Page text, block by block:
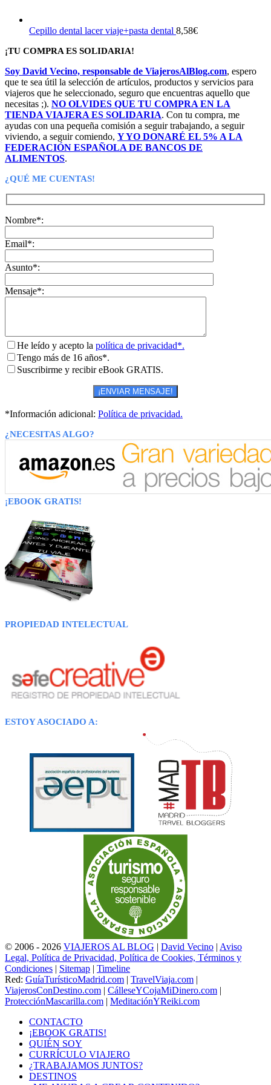
Cepillo dental lacer viaje+pasta dental 8,58€
¡TU COMPRA ES SOLIDARIA!
Soy David Vecino, responsable de ViajerosAlBlog.com, espero
que te sea útil la selección de artículos, productos y servicios para
viajeros que he seleccionado, seguro que encuentras aquello que
necesitas ;). NO OLVIDES QUE TU COMPRA EN LA
TIENDA VIAJERA ES SOLIDARIA. Con tu compra, me
ayudas con una pequeña comisión a seguir trabajando, a seguir
viviendo, a seguir comiendo, Y YO DONARÉ EL 5% A LA
FEDERACIÓN ESPAÑOLA DE BANCOS DE
ALIMENTOS.
¿QUÉ ME CUENTAS!
Nombre*:
Email*:
Asunto*:
Mensaje*:
He leído y acepto la política de privacidad*.
Tengo más de 16 años*.
Suscribirme y recibir eBook GRATIS.
*Información adicional: Política de privacidad.
¿NECESITAS ALGO?
¡EBOOK GRATIS!
PROPIEDAD INTELECTUAL
ESTOY ASOCIADO A:
© 2006 - 2026 VIAJEROS AL BLOG | David Vecino | Aviso
Legal, Política de Privacidad, Política de Cookies, Términos y
Condiciones | Sitemap | Timeline
Red: GuíaTurísticoMadrid.com | TravelViaja.com |
ViajerosConDestino.com | CálleseYCojaMiDinero.com |
ProtecciónMascarilla.com | MeditaciónYReiki.com
CONTACTO
¡EBOOK GRATIS!
QUIÉN SOY
CURRÍCULO VIAJERO
¿TRABAJAMOS JUNTOS?
DESTINOS